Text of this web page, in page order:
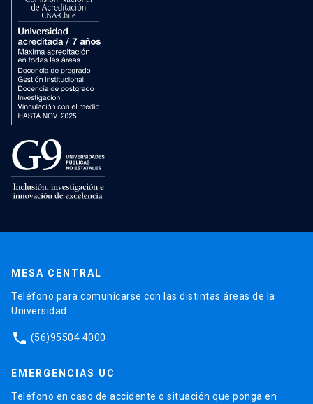
MESA CENTRAL
Teléfono para comunicarse con las distintas áreas de la
Universidad.
phone (56)95504 4000
EMERGENCIAS UC
Teléfono en caso de accidente o situación que ponga en